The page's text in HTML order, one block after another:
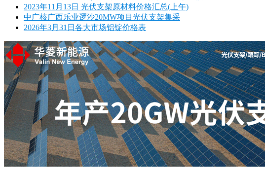
2023年11月13日 光伏支架原材料价格汇总(上午)
中广核广西乐业逻沙20MW项目光伏支架集采
2026年3月31日各大市场铝锭价格表